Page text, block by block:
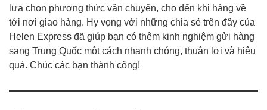
lựa chọn phương thức vận chuyển, cho đến khi hàng về
tới nơi giao hàng. Hy vọng với những chia sẻ trên đây của
Helen Express đã giúp bạn có thêm kinh nghiệm gửi hàng
sang Trung Quốc một cách nhanh chóng, thuận lợi và hiệu
quả. Chúc các bạn thành công!